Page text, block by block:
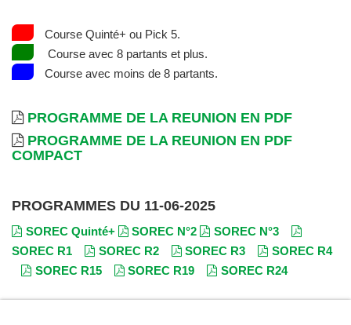
Course Quinté+ ou Pick 5.
Course avec 8 partants et plus.
Course avec moins de 8 partants.
PROGRAMME DE LA REUNION EN PDF
PROGRAMME DE LA REUNION EN PDF
COMPACT
PROGRAMMES DU 11-06-2025
SOREC Quinté+ SOREC N°2
SOREC N°3
SOREC R1
SOREC R2 SOREC R3
SOREC R4
SOREC R15
SOREC R19 SOREC R24